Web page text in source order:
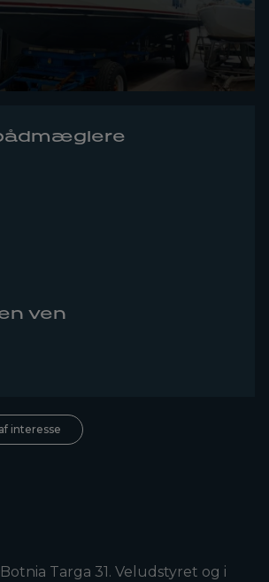
ven
interesse
Targa 31. Veludstyret og i